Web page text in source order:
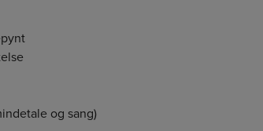
og sang)